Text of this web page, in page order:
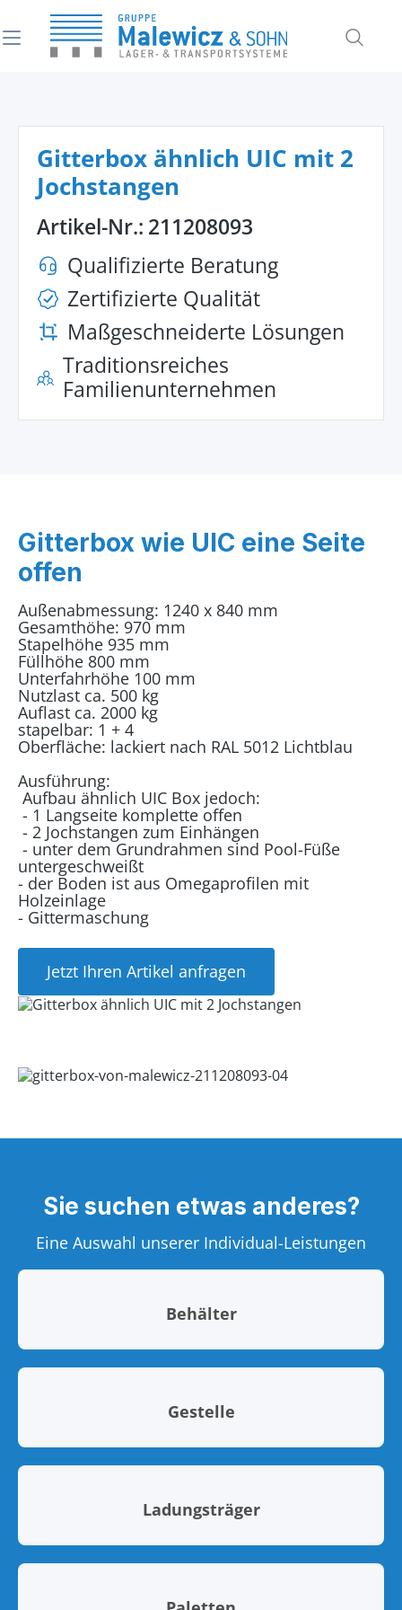
springen
Gitterbox ähnlich UIC mit 2
Jochstangen
Artikel-Nr.: 211208093
Qualifizierte Beratung
Zertifizierte Qualität
Maßgeschneiderte Lösungen
Traditionsreiches
Familienunternehmen
Gitterbox wie UIC eine Seite
offen
Außenabmessung: 1240 x 840 mm
Gesamthöhe: 970 mm
Stapelhöhe 935 mm
Füllhöhe 800 mm
Unterfahrhöhe 100 mm
Nutzlast ca. 500 kg
Auflast ca. 2000 kg
stapelbar: 1 + 4
Oberfläche: lackiert nach RAL 5012 Lichtblau
Ausführung:
Aufbau ähnlich UIC Box jedoch:
- 1 Langseite komplette offen
- 2 Jochstangen zum Einhängen
- unter dem Grundrahmen sind Pool-Füße
untergeschweißt
- der Boden ist aus Omegaprofilen mit
Holzeinlage
- Gittermaschung
Jetzt Ihren Artikel anfragen
Sie suchen etwas anderes?
Eine Auswahl unserer Individual-Leistungen
Behälter
Gestelle
Ladungsträger